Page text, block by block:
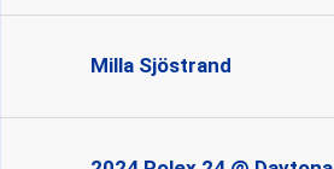
Milla Sjöstrand